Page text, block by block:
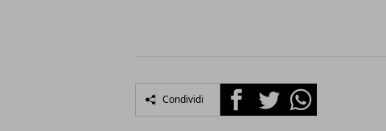
Condividi FacebookTwitterWhatsapp